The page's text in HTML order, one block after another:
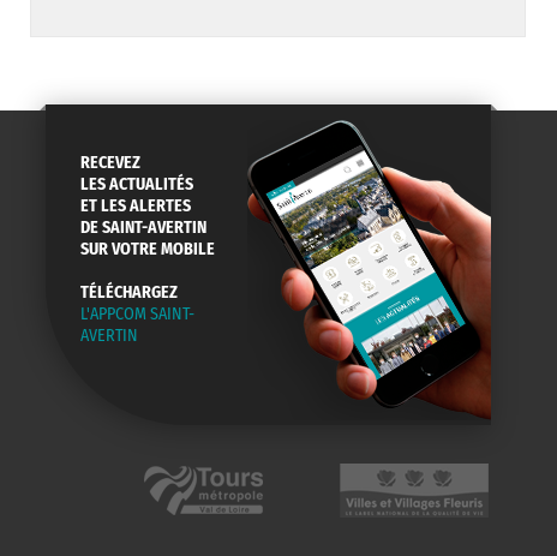
RECEVEZ
LES ACTUALITÉS
ET LES ALERTES
DE SAINT-AVERTIN
SUR VOTRE MOBILE
TÉLÉCHARGEZ
L'APPCOM SAINT-
AVERTIN